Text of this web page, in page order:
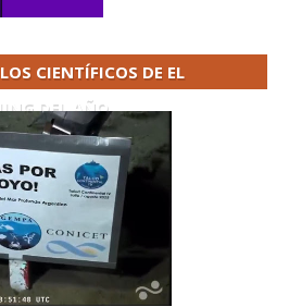
CIENTÍFICOS DE EL
DEL AÑO